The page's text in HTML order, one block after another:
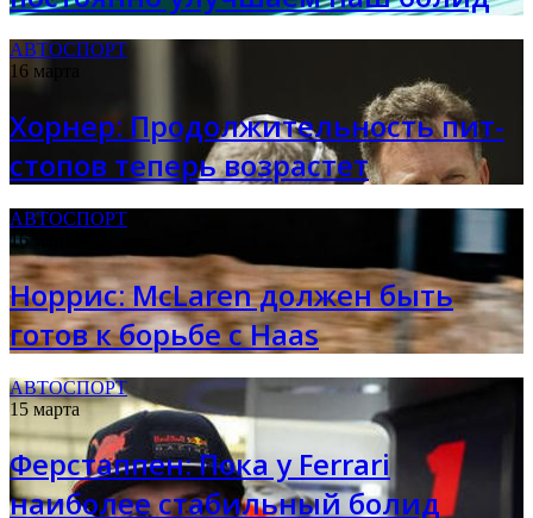
АВТОСПОРТ
16 марта
Хорнер: Продолжительность пит-
стопов теперь возрастет
АВТОСПОРТ
16 марта
Норрис: McLaren должен быть
готов к борьбе с Haas
АВТОСПОРТ
15 марта
Ферстаппен: Пока у Ferrari
наиболее стабильный болид